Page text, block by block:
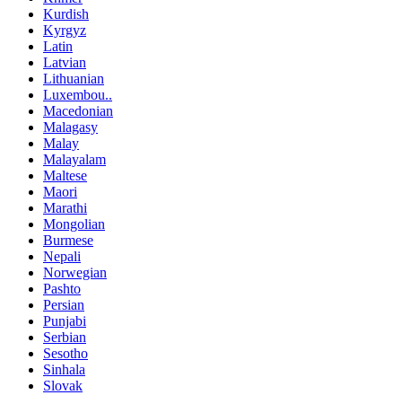
Kurdish
Kyrgyz
Latin
Latvian
Lithuanian
Luxembou..
Macedonian
Malagasy
Malay
Malayalam
Maltese
Maori
Marathi
Mongolian
Burmese
Nepali
Norwegian
Pashto
Persian
Punjabi
Serbian
Sesotho
Sinhala
Slovak